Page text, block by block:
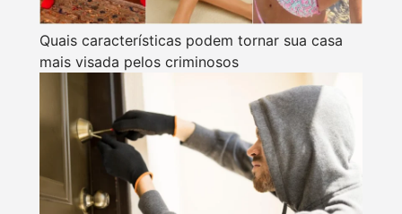
Quais características podem tornar sua casa
mais visada pelos criminosos